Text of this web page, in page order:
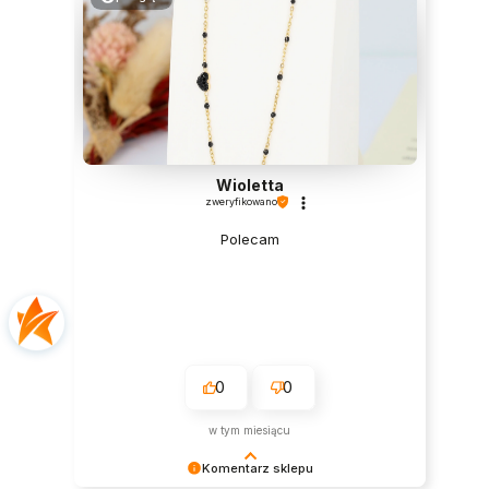
Komentarz sklepu
Wioletta
zweryfikowano
Polecam
0 0
w tym miesiącu